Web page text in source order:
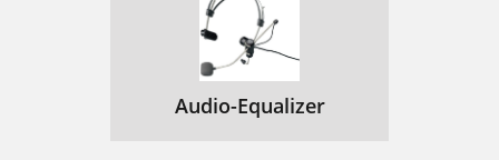
Audio-Equalizer